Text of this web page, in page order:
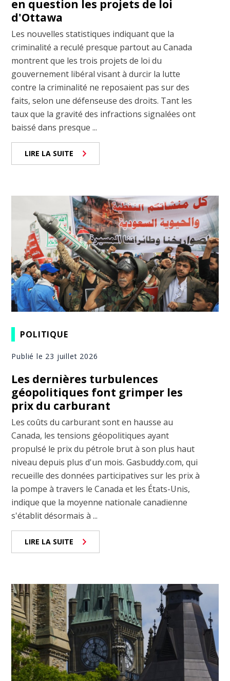
en question les projets de loi
d'Ottawa
Les nouvelles statistiques indiquant que la
criminalité a reculé presque partout au Canada
montrent que les trois projets de loi du
gouvernement libéral visant à durcir la lutte
contre la criminalité ne reposaient pas sur des
faits, selon une défenseuse des droits. Tant les
taux que la gravité des infractions signalées ont
baissé dans presque ...
LIRE LA SUITE
POLITIQUE
Publié le 23 juillet 2026
Les dernières turbulences
géopolitiques font grimper les
prix du carburant
Les coûts du carburant sont en hausse au
Canada, les tensions géopolitiques ayant
propulsé le prix du pétrole brut à son plus haut
niveau depuis plus d'un mois. Gasbuddy.com, qui
recueille des données participatives sur les prix à
la pompe à travers le Canada et les États-Unis,
indique que la moyenne nationale canadienne
s'établit désormais à ...
LIRE LA SUITE